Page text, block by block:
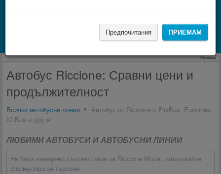
Предпочитания ПРИЕМАМ
НАМЕРИ
Търсене на настаняване с Booking.com
Реклама
Автобус Riccione: Сравни цени и
продължителност
Всички автобусни линии
Автобус от Riccione с FlixBus, Eurolines,
IC Bus и други
ЛЮБИМИ АВТОБУСИ И АВТОБУСНИ ЛИНИИ
Не бяха намерени съответствия за Riccione.Моля, използвайте
формуляра за търсене.